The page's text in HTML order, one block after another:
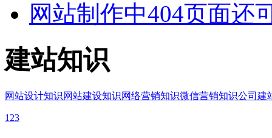
网站制作中404页面还
建站知识
网站设计知识网站建设知识网络营销知识微信营销知识公司建
1 23